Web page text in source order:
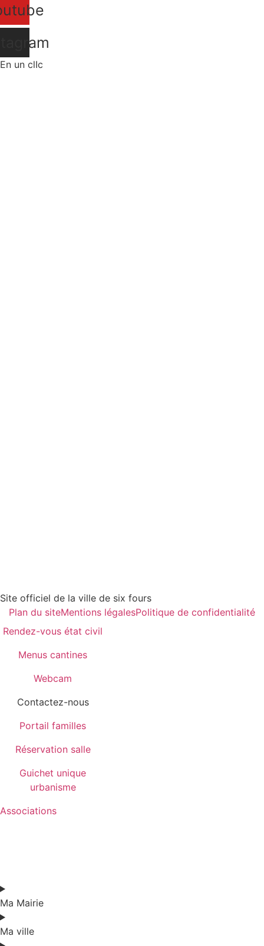
En un clIc
Site officiel de la ville de six fours
Plan du siteMentions légalesPolitique de confidentialité
Rendez-vous état civil
Menus cantines
Webcam
Contactez-nous
Portail familles
Réservation salle
Guichet unique
urbanisme
Associations
Ma Mairie
Ma ville